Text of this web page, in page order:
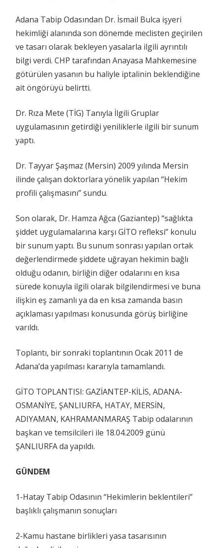
Adana Tabip Odasından Dr. İsmail Bulca işyeri
hekimliği alanında son dönemde meclisten geçirilen
ve tasarı olarak bekleyen yasalarla ilgili ayrıntılı
bilgi verdi. CHP tarafından Anayasa Mahkemesine
götürülen yasanın bu haliyle iptalinin beklendiğine
ait öngörüyü belirtti.
Dr. Rıza Mete (TİG) Tanıyla İlgili Gruplar
uygulamasının getirdiği yeniliklerle ilgili bir sunum
yaptı.
Dr. Tayyar Şaşmaz (Mersin) 2009 yılında Mersin
ilinde çalışan doktorlara yönelik yapılan “Hekim
profili çalışmasını” sundu.
Son olarak, Dr. Hamza Ağca (Gaziantep) “sağlıkta
şiddet uygulamalarına karşı GİTO refleksi” konulu
bir sunum yaptı. Bu sunum sonrası yapılan ortak
değerlendirmede şiddete uğrayan hekimin bağlı
olduğu odanın, birliğin diğer odalarını en kısa
sürede konuyla ilgili olarak bilgilendirmesi ve buna
ilişkin eş zamanlı ya da en kısa zamanda basın
açıklaması yapılması konusunda görüş birliğine
varıldı.
Toplantı, bir sonraki toplantının Ocak 2011 de
Adana’da yapılması kararıyla tamamlandı.
GİTO TOPLANTISI: GAZİANTEP-KİLİS, ADANA-
OSMANİYE, ŞANLIURFA, HATAY, MERSİN,
ADIYAMAN, KAHRAMANMARAŞ Tabip odalarının
başkan ve temsilcileri ile 18.04.2009 günü
ŞANLIURFA da yapıldı.
GÜNDEM
1-Hatay Tabip Odasının “Hekimlerin beklentileri”
başlıklı çalışmanın sonuçları
2-Kamu hastane birlikleri yasa tasarısının